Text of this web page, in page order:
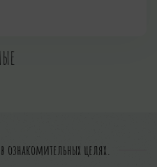
ознакомительных целях.